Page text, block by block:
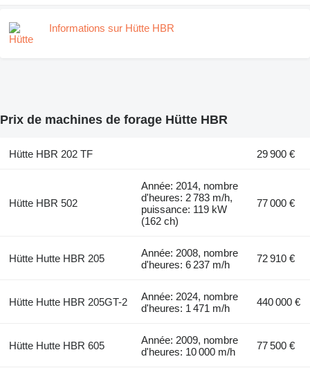
Informations sur Hütte HBR
Prix de machines de forage Hütte HBR
Hütte HBR 202 TF 29 900 €
Hütte HBR 502
Année: 2014, nombre
d'heures: 2 783 m/h,
puissance: 119 kW
(162 ch)
77 000 €
Hütte Hutte HBR 205
Année: 2008, nombre
d'heures: 6 237 m/h
72 910 €
Hütte Hutte HBR 205GT-2
Année: 2024, nombre
d'heures: 1 471 m/h
440 000 €
Hütte Hutte HBR 605
Année: 2009, nombre
d'heures: 10 000 m/h
77 500 €